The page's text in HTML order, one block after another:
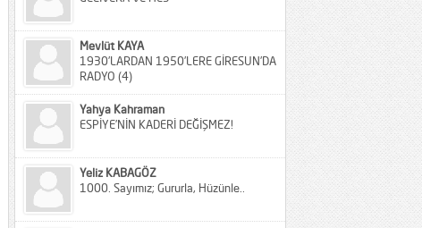
Mevlüt KAYA
1930’LARDAN 1950’LERE GİRESUN’DA
RADYO (4)
Yahya Kahraman
ESPİYE’NİN KADERİ DEĞİŞMEZ!
Yeliz KABAGÖZ
1000. Sayımız; Gururla, Hüzünle..